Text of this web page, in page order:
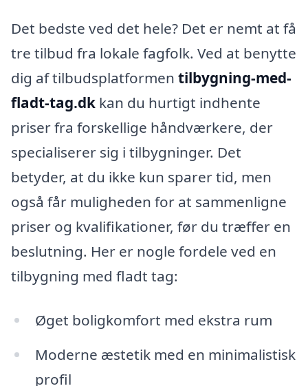
Det bedste ved det hele? Det er nemt at få
tre tilbud fra lokale fagfolk. Ved at benytte
dig af tilbudsplatformen tilbygning-med-
fladt-tag.dk kan du hurtigt indhente
priser fra forskellige håndværkere, der
specialiserer sig i tilbygninger. Det
betyder, at du ikke kun sparer tid, men
også får muligheden for at sammenligne
priser og kvalifikationer, før du træffer en
beslutning. Her er nogle fordele ved en
tilbygning med fladt tag:
Øget boligkomfort med ekstra rum
Moderne æstetik med en minimalistisk
profil